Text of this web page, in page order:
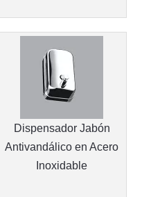
Dispensador Jabón
Antivandálico en Acero
Inoxidable